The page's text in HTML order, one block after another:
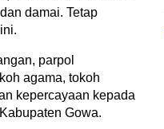
damai. Tetap
parpol
agama, tokoh
kepercayaan kepada
Gowa.